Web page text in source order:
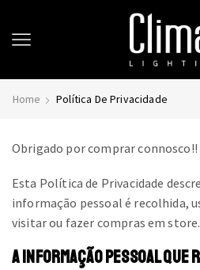
Home Política De Privacidade
Obrigado por comprar connosco!!
Esta Política de Privacidade
informação pessoal é recolhida,
visitar ou fazer compras em
A INFORMAÇÃO PESSOAL QUE